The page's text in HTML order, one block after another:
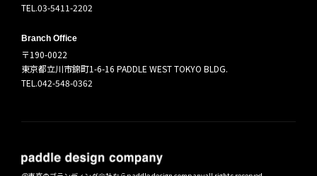
TEL.03-5411-2202
Branch Office
〒190-0022
東京都立川市錦町1-6-16 PADDLE WEST TOKYO BLDG.
TEL.042-548-0362